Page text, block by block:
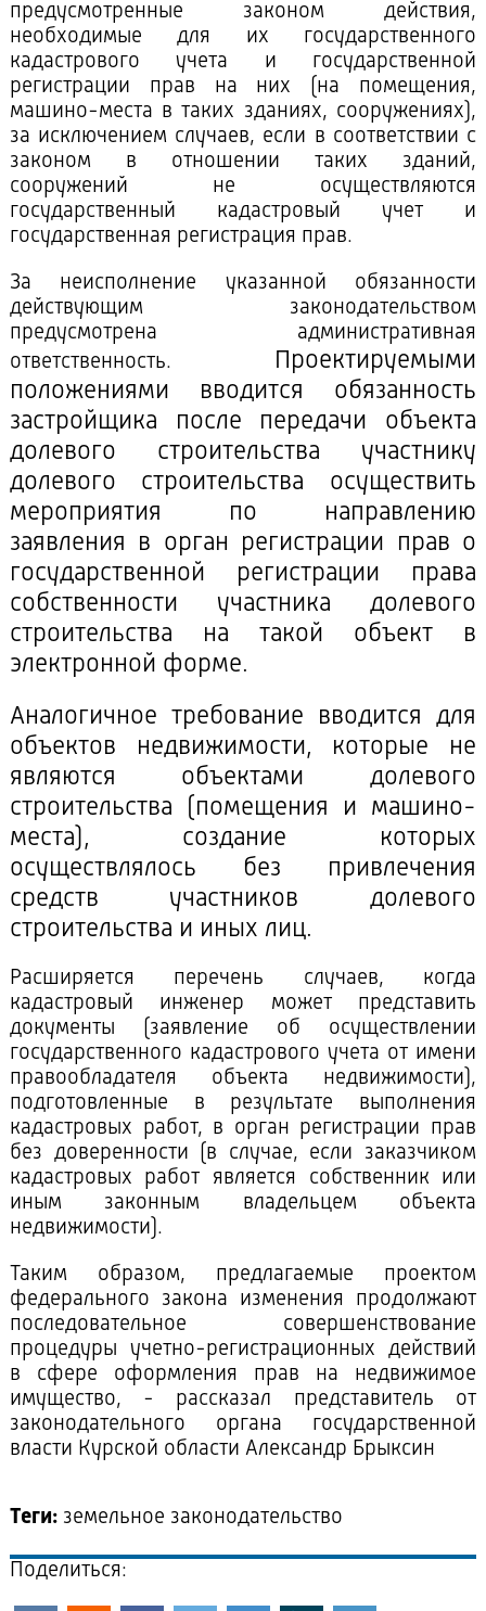
предусмотренные законом действия,
необходимые для их государственного
кадастрового учета и государственной
регистрации прав на них (на помещения,
машино-места в таких зданиях, сооружениях),
за исключением случаев, если в соответствии с
законом в отношении таких зданий,
сооружений не осуществляются
государственный кадастровый учет и
государственная регистрация прав.
За неисполнение указанной обязанности
действующим законодательством
предусмотрена административная
ответственность. Проектируемыми
положениями вводится обязанность
застройщика после передачи объекта
долевого строительства участнику
долевого строительства осуществить
мероприятия по направлению
заявления в орган регистрации прав о
государственной регистрации права
собственности участника долевого
строительства на такой объект в
электронной форме.
Аналогичное требование вводится для
объектов недвижимости, которые не
являются объектами долевого
строительства (помещения и машино-
места), создание которых
осуществлялось без привлечения
средств участников долевого
строительства и иных лиц.
Расширяется перечень случаев, когда
кадастровый инженер может представить
документы (заявление об осуществлении
государственного кадастрового учета от имени
правообладателя объекта недвижимости),
подготовленные в результате выполнения
кадастровых работ, в орган регистрации прав
без доверенности (в случае, если заказчиком
кадастровых работ является собственник или
иным законным владельцем объекта
недвижимости).
Таким образом, предлагаемые проектом
федерального закона изменения продолжают
последовательное совершенствование
процедуры учетно-регистрационных действий
в сфере оформления прав на недвижимое
имущество, - рассказал представитель от
законодательного органа государственной
власти Курской области Александр Брыксин
Теги:земельное законодательство
Поделиться: